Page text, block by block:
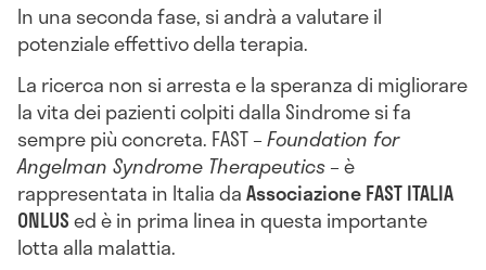
In una seconda fase, si andrà a valutare il
potenziale effettivo della terapia.
La ricerca non si arresta e la speranza di migliorare
la vita dei pazienti colpiti dalla Sindrome si fa
sempre più concreta. FAST –Foundation for
Angelman Syndrome Therapeutics– è
rappresentata in Italia daAssociazione FAST ITALIA
ONLUSed è in prima linea in questa importante
lotta alla malattia.